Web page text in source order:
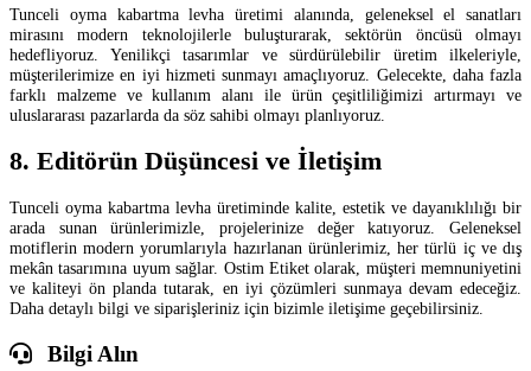
Tunceli oyma kabartma levha üretimi alanında, geleneksel el sanatları
mirasını modern teknolojilerle buluşturarak, sektörün öncüsü olmayı
hedefliyoruz. Yenilikçi tasarımlar ve sürdürülebilir üretim ilkeleriyle,
müşterilerimize en iyi hizmeti sunmayı amaçlıyoruz. Gelecekte, daha fazla
farklı malzeme ve kullanım alanı ile ürün çeşitliliğimizi artırmayı ve
uluslararası pazarlarda da söz sahibi olmayı planlıyoruz.
8. Editörün Düşüncesi ve İletişim
Tunceli oyma kabartma levha üretiminde kalite, estetik ve dayanıklılığı bir
arada sunan ürünlerimizle, projelerinize değer katıyoruz. Geleneksel
motiflerin modern yorumlarıyla hazırlanan ürünlerimiz, her türlü iç ve dış
mekân tasarımına uyum sağlar. Ostim Etiket olarak, müşteri memnuniyetini
ve kaliteyi ön planda tutarak, en iyi çözümleri sunmaya devam edeceğiz.
Daha detaylı bilgi ve siparişleriniz için bizimle iletişime geçebilirsiniz.
Bilgi Alın